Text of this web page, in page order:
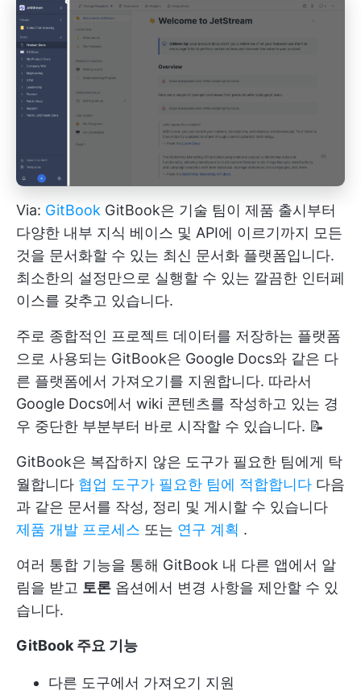
Via: GitBook GitBook은 기술 팀이 제품 출시부터
다양한 내부 지식 베이스 및 API에 이르기까지 모든
것을 문서화할 수 있는 최신 문서화 플랫폼입니다.
최소한의 설정만으로 실행할 수 있는 깔끔한 인터페
이스를 갖추고 있습니다.
주로 종합적인 프로젝트 데이터를 저장하는 플랫폼
으로 사용되는 GitBook은 Google Docs와 같은 다
른 플랫폼에서 가져오기를 지원합니다. 따라서
Google Docs에서 wiki 콘텐츠를 작성하고 있는 경
우 중단한 부분부터 바로 시작할 수 있습니다. 📝
GitBook은 복잡하지 않은 도구가 필요한 팀에게 탁
월합니다 협업 도구가 필요한 팀에 적합합니다 다음
과 같은 문서를 작성, 정리 및 게시할 수 있습니다
제품 개발 프로세스 또는 연구 계획 .
여러 통합 기능을 통해 GitBook 내 다른 앱에서 알
림을 받고 토론 옵션에서 변경 사항을 제안할 수 있
습니다.
GitBook 주요 기능
다른 도구에서 가져오기 지원